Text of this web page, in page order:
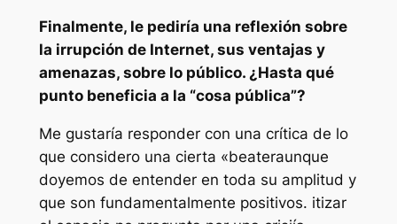
Finalmente, le pediría una reflexión sobre
la irrupción de Internet, sus ventajas y
amenazas, sobre lo público. ¿Hasta qué
punto beneficia a la “cosa pública”?
Me gustaría responder con una crítica de lo
que considero una cierta «beateraunque
doyemos de entender en toda su amplitud y
que son fundamentalmente positivos. itizar